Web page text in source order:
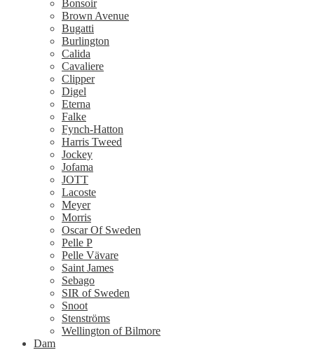
Bonsoir
Brown Avenue
Bugatti
Burlington
Calida
Cavaliere
Clipper
Digel
Eterna
Falke
Fynch-Hatton
Harris Tweed
Jockey
Jofama
JOTT
Lacoste
Meyer
Morris
Oscar Of Sweden
Pelle P
Pelle Vävare
Saint James
Sebago
SIR of Sweden
Snoot
Stenströms
Wellington of Bilmore
Dam